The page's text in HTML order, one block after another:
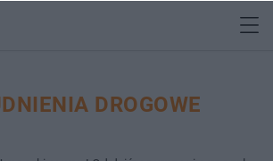
DROGOWE